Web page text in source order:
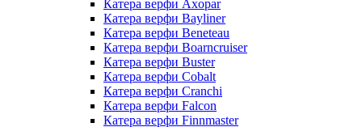
Катера верфи Axopar
Катера верфи Bayliner
Катера верфи Beneteau
Катера верфи Boarncruiser
Катера верфи Buster
Катера верфи Cobalt
Катера верфи Cranchi
Катера верфи Falcon
Катера верфи Finnmaster